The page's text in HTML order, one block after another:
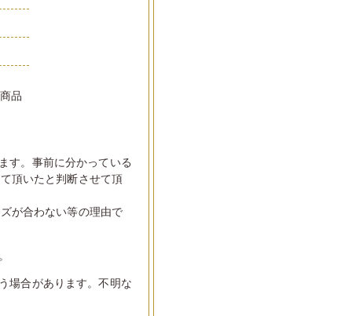
品
す。事前に分かっている
頂いたと判断させて頂
が合わない等の理由で
場合があります。不明な